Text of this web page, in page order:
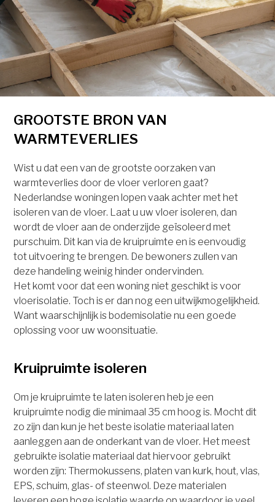
GROOTSTE BRON VAN
WARMTEVERLIES
Wist u dat een van de grootste oorzaken van
warmteverlies door de vloer verloren gaat?
Nederlandse woningen lopen vaak achter met het
isoleren van de vloer. Laat u uw vloer isoleren, dan
wordt de vloer aan de onderzijde geïsoleerd met
purschuim. Dit kan via de kruipruimte en is eenvoudig
tot uitvoering te brengen. De bewoners zullen van
deze handeling weinig hinder ondervinden.
Het komt voor dat een woning niet geschikt is voor
vloerisolatie. Toch is er dan nog een uitwijkmogelijkheid.
Want waarschijnlijk is bodemisolatie nu een goede
oplossing voor uw woonsituatie.
Kruipruimte isoleren
Om je kruipruimte te laten isoleren heb je een
kruipruimte nodig die minimaal 35 cm hoog is. Mocht dit
zo zijn dan kun je het beste isolatie materiaal laten
aanleggen aan de onderkant van de vloer. Het meest
gebruikte isolatie materiaal dat hiervoor gebruikt
worden zijn: Thermokussens, platen van kurk, hout, vlas,
EPS, schuim, glas- of steenwol. Deze materialen